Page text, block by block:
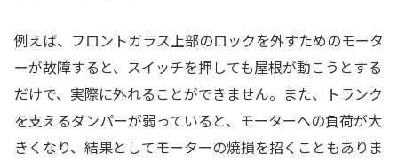
例えば、フロントガラス上部のロックを外すためのモータ
ーが故障すると、スイッチを押しても屋根が動こうとする
だけで、実際に外れることができません。また、トランク
を支えるダンパーが弱っていると、モーターへの負荷が大
きくなり、結果としてモーターの焼損を招くこともありま